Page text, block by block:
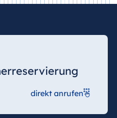
direkt anrufen